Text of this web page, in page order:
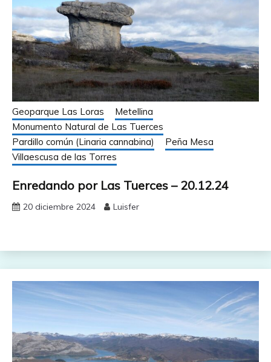
Geoparque Las Loras
Metellina
Monumento Natural de Las Tuerces
Pardillo común (Linaria cannabina)
Peña Mesa
Villaescusa de las Torres
Enredando por Las Tuerces – 20.12.24
20 diciembre 2024 Luisfer